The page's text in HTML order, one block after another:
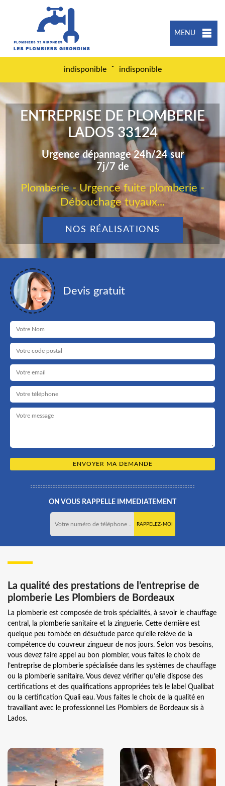
MENU
indisponible - indisponible
ENTREPRISE DE PLOMBERIE
LADOS 33124
Urgence dépannage 24h/24 sur
7j/7 de
Plomberie - Urgence fuite plomberie -
Débouchage tuyaux...
NOS RÉALISATIONS
Devis gratuit
ON VOUS RAPPELLE IMMEDIATEMENT
La qualité des prestations de l’entreprise de
plomberie Les Plombiers de Bordeaux
La plomberie est composée de trois spécialités, à savoir le chauffage
central, la plomberie sanitaire et la zinguerie. Cette dernière est
quelque peu tombée en désuétude parce qu’elle relève de la
compétence du couvreur zingueur de nos jours. Selon vos besoins,
vous devez faire appel au bon plombier, vous faites le choix de
l’entreprise de plomberie spécialisée dans les systèmes de chauffage
ou la plomberie sanitaire. Vous devez vérifier qu’elle dispose des
certifications et des qualifications appropriées tels le label Qualibat
ou la certification Quali eau. Vous faites le choix de la qualité en
travaillant avec le professionnel Les Plombiers de Bordeaux sis à
Lados.